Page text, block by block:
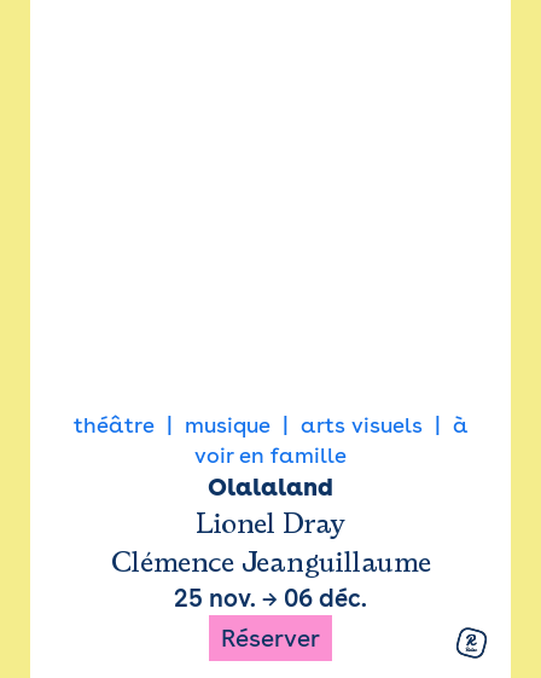
théâtre musique arts visuels
à
voir en famille
Olalaland
Lionel Dray
Clémence Jeanguillaume
25 nov. → 06 déc.
Réserver